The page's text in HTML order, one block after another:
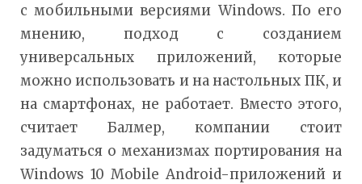
с мобильными версиями Windows. По его
мнению, подход с созданием
универсальных приложений, которые
можно использовать и на настольных ПК, и
на смартфонах, не работает. Вместо этого,
считает Балмер, компании стоит
задуматься о механизмах портирования на
Windows 10 Mobile Android-приложений и